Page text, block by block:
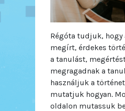
Régóta tudjuk, hogy
megírt, érdekes
a tanulást,
megragadnak a
használjuk a
mutatjuk hogyan.
oldalon mutassuk